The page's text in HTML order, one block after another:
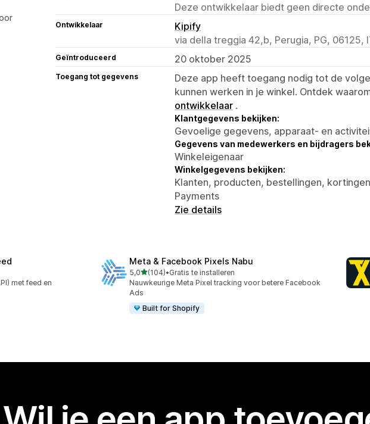
Deze ontwikkelaar biedt geen directe
Ontwikkelaar
Kipify
via della treggia 42,b, Perugia, PG, 06125,
Geïntroduceerd 20 oktober 2025
Toegang tot gegevens
Deze app heeft toegang nodig tot de
kunnen werken in je winkel. Ontdek
ontwikkelaar .
Klantgegevens bekijken:
Gevoelige gegevens, apparaat- en
Gegevens van medewerkers en bijdragers
Winkeleigenaar
Winkelgegevens bekijken:
Klanten, producten, bestellingen,
Payments
Zie details
met feed en
Meta & Facebook Pixels Nabu
5,0van 5 sterren
(104)
104 recensies in totaal
•Gratis te installeren
Nauwkeurige Meta Pixel tracking voor betere Facebook
Ads
Built for Shopify